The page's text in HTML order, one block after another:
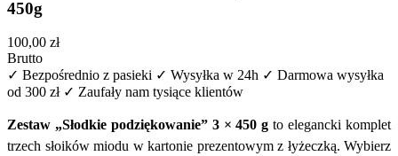
450g
100,00 zł
Brutto
✓ Bezpośrednio z pasieki ✓ Wysyłka w 24h ✓ Darmowa wysyłka
od 300 zł ✓ Zaufały nam tysiące klientów
Zestaw „Słodkie podziękowanie” 3 × 450 g to elegancki komplet
trzech słoików miodu w kartonie prezentowym z łyżeczką. Wybierz